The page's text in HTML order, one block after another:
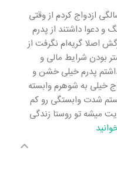
خانم ۲۹ ساله هستم در ۱۶ سالگی ازدواج کردم از وقتی
و دعوا داشتند از پدرم
اصلا گریه‌ام نگرفت از
بودن شرایط مالی و
پدرم خیلی خشن و
خیلی به شوهرم وابسته
شدت وابستگی رو کم
میشه تو روستا زندگی